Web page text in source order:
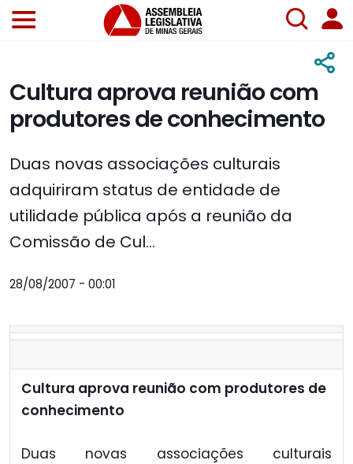
Cultura aprova reunião com
produtores de conhecimento
Duas novas associações culturais
adquiriram status de entidade de
utilidade pública após a reunião da
Comissão de Cul...
28/08/2007 - 00:01
Cultura aprova reunião com produtores de
conhecimento
Duas novas associações culturais